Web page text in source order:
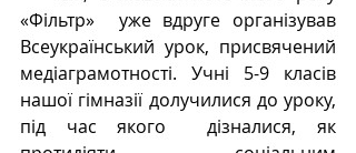
«Фільтр»  уже вдруге організував
Всеукраїнський урок, присвячений
медіаграмотності. Учні 5-9 класів
нашої гімназії долучилися до уроку,
під час якого  дізналися, як